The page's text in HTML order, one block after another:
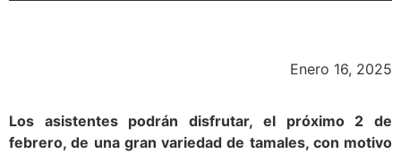
Enero 16, 2025
Los asistentes podrán disfrutar, el próximo 2 de
febrero, de una gran variedad de tamales, con motivo